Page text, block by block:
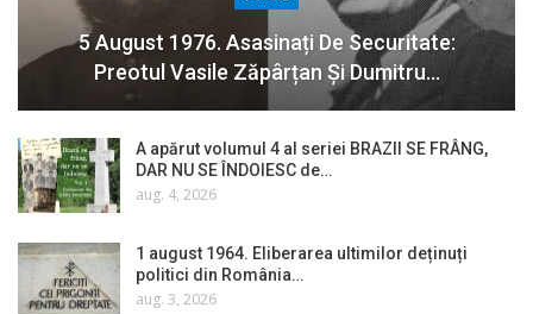
5 August 1976. Asasinați De Securitate:
Preotul Vasile Zăpârțan Și Dumitru…
A apărut volumul 4 al seriei BRAZII SE FRÂNG,
DAR NU SE ÎNDOIESC de…
aug. 4, 2026
1 august 1964. Eliberarea ultimilor deținuți
politici din România…
aug. 3, 2026